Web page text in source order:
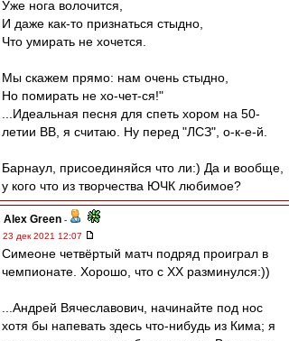
Уже нога волочится,
И даже как-то признаться стыдно,
Что умирать не хочется.
Мы скажем прямо: нам очень стыдно,
Но помирать не хо-чет-ся!"
...Идеальная песня для спеть хором на 50-
летии ВВ, я считаю. Ну перед "ЛСЗ", о-к-е-й.
Барнаул, присоединяйся что ли:) Да и вообще,
у кого что из творчества ЮЧК любимое?
Alex Green -
23 дек 2021 12:07
Симеоне четвёртый матч подряд проиграл в
чемпионате. Хорошо, что с ХХ разминулся:))
...Андрей Вячеславович, начинайте под нос
хотя бы напевать здесь что-нибудь из Кима; я